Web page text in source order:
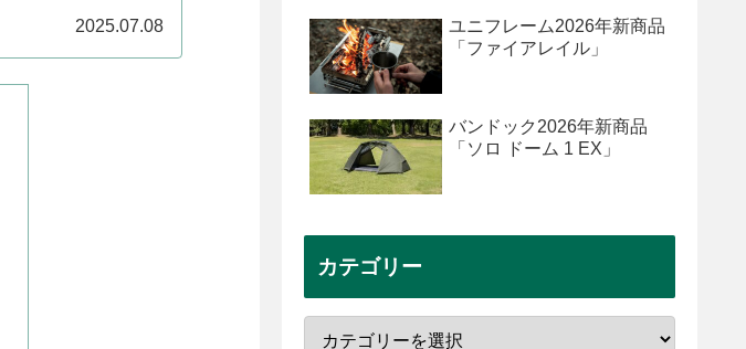
2025.07.08
ユニフレーム2026年新商品
「ファイアレイル」
バンドック2026年新商品
「ソロ ドーム 1 EX」
カテゴリー